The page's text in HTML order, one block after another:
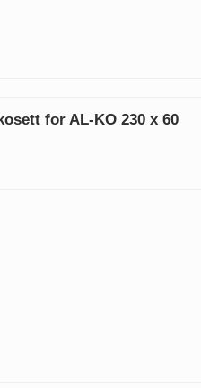
for AL-KO 230 x 60